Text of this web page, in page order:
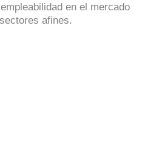
en el mercado
afines.